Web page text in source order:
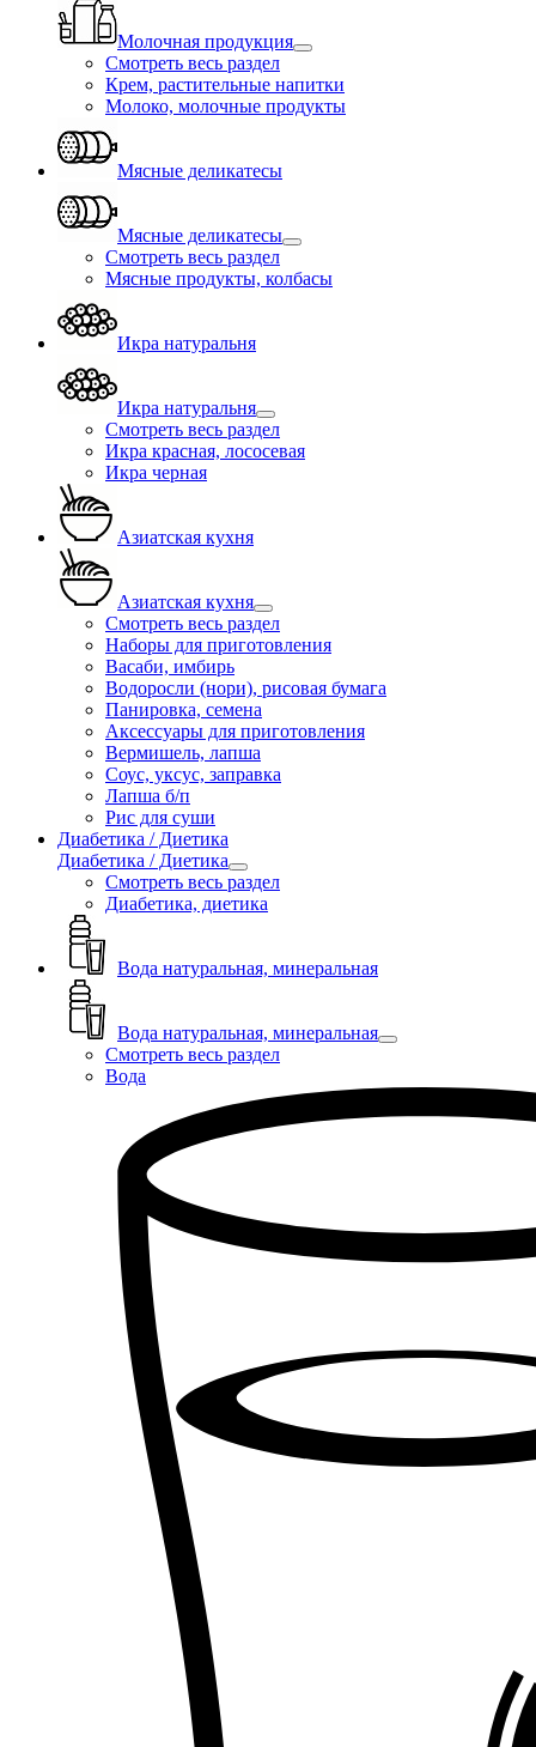
Молочная продукция
Смотреть весь раздел
Крем, растительные напитки
Молоко, молочные продукты
Мясные деликатесы
Мясные деликатесы
Смотреть весь раздел
Мясные продукты, колбасы
Икра натуральня
Икра натуральня
Смотреть весь раздел
Икра красная, лососевая
Икра черная
Азиатская кухня
Азиатская кухня
Смотреть весь раздел
Наборы для приготовления
Васаби, имбирь
Водоросли (нори), рисовая бумага
Панировка, семена
Аксессуары для приготовления
Вермишель, лапша
Соус, уксус, заправка
Лапша б/п
Рис для суши
Диабетика / Диетика
Диабетика / Диетика
Смотреть весь раздел
Диабетика, диетика
Вода натуральная, минеральная
Вода натуральная, минеральная
Смотреть весь раздел
Вода